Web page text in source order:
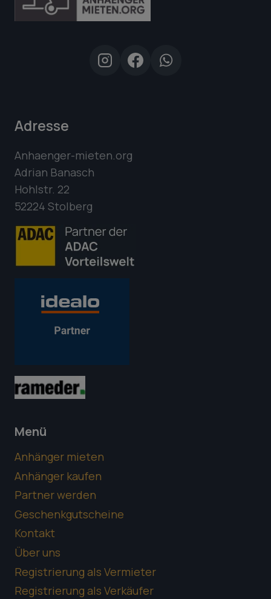
Adresse
Anhaenger-mieten.org
Adrian Banasch
Hohlstr. 22
52224 Stolberg
Menü
Anhänger mieten
Anhänger kaufen
Partner werden
Geschenkgutscheine
Kontakt
Über uns
Registrierung als Vermieter
Registrierung als Verkäufer